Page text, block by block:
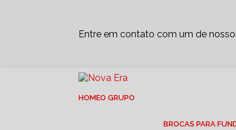
Entre em contato com um de
HOME
O GRUPO
BROCAS PARA